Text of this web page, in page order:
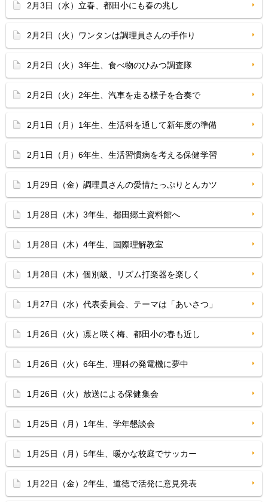
2月3日（水）立春、都田小にも春の兆し
2月2日（火）ワンタンは調理員さんの手作り
2月2日（火）3年生、食べ物のひみつ調査隊
2月2日（火）2年生、汽車を走る様子を合奏で
2月1日（月）1年生、生活科を通して新年度の準備
2月1日（月）6年生、生活習慣病を考える保健学習
1月29日（金）調理員さんの愛情たっぷりとんカツ
1月28日（木）3年生、都田郷土資料館へ
1月28日（木）4年生、国際理解教室
1月28日（木）個別級、リズム打楽器を楽しく
1月27日（水）代表委員会、テーマは「あいさつ」
1月26日（火）凛と咲く梅、都田小の春も近し
1月26日（火）6年生、理科の発電機に夢中
1月26日（火）放送による保健集会
1月25日（月）1年生、学年懇談会
1月25日（月）5年生、暖かな校庭でサッカー
1月22日（金）2年生、道徳で活発に意見発表